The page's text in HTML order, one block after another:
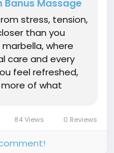
Banus Massage
stress, tension,
than you
where
care and every
feel refreshed,
of what
84 Views 0 Reviews